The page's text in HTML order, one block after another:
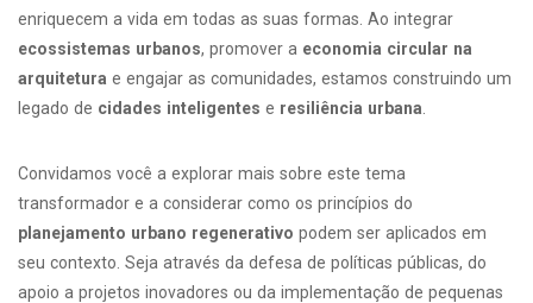
enriquecem a vida em todas as suas formas. Ao integrar
ecossistemas urbanos, promover a economia circular na
arquitetura e engajar as comunidades, estamos construindo um
legado de cidades inteligentes e resiliência urbana
Convidamos você a explorar mais sobre este tema
transformador e a considerar como os princípios do
planejamento urbano regenerativo podem ser aplicados em
seu contexto. Seja através da defesa de políticas públicas, do
apoio a projetos inovadores ou da implementação de pequenas